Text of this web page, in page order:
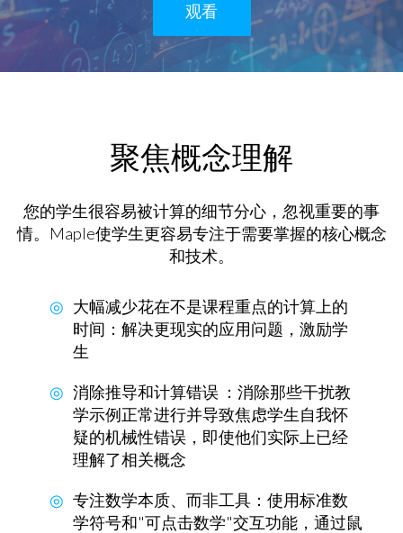
观看
聚焦概念理解
您的学生很容易被计算的细节分心，忽视重要的事
情。Maple使学生更容易专注于需要掌握的核心概念
和技术。
大幅减少花在不是课程重点的计算上的
时间 ：解决更现实的应用问题，激励学
生
消除推导和计算错误 ：消除那些干扰教
学示例正常进行并导致焦虑学生自我怀
疑的机械性错误，即使他们实际上已经
理解了相关概念
专注数学本质、而非工具 ：使用标准数
学符号和"可点击数学"交互功能，通过鼠